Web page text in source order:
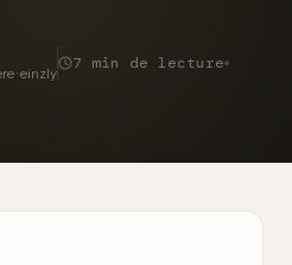
· einzly
7
min de lecture